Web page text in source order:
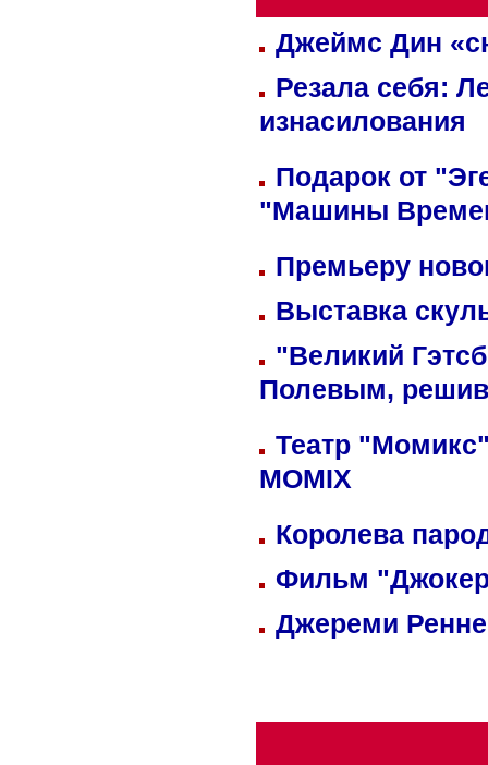
Джеймс Дин
Резала себя:
изнасилования
Подарок от
"Машины
Премьеру
Выставка
"Великий
Полевым,
Театр
MOMIX
Королева
Фильм
Джереми